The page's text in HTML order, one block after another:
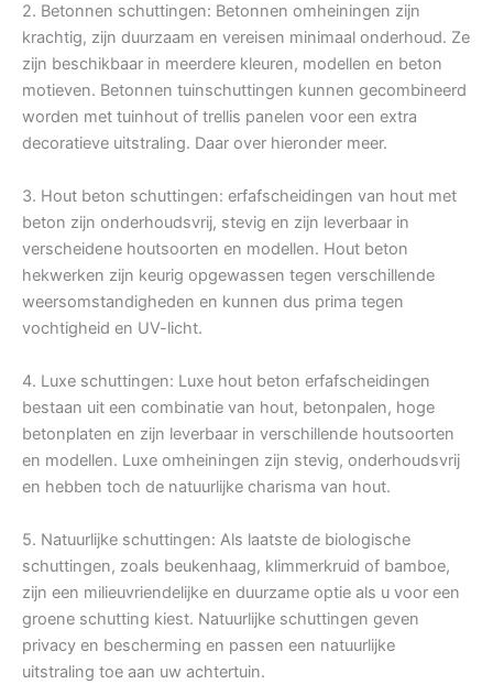
2. Betonnen schuttingen: Betonnen omheiningen zijn
krachtig, zijn duurzaam en vereisen minimaal onderhoud. Ze
zijn beschikbaar in meerdere kleuren, modellen en beton
motieven. Betonnen tuinschuttingen kunnen gecombineerd
worden met tuinhout of trellis panelen voor een extra
decoratieve uitstraling. Daar over hieronder meer.
3. Hout beton schuttingen: erfafscheidingen van hout met
beton zijn onderhoudsvrij, stevig en zijn leverbaar in
verscheidene houtsoorten en modellen. Hout beton
hekwerken zijn keurig opgewassen tegen verschillende
weersomstandigheden en kunnen dus prima tegen
vochtigheid en UV-licht.
4. Luxe schuttingen: Luxe hout beton erfafscheidingen
bestaan uit een combinatie van hout, betonpalen, hoge
betonplaten en zijn leverbaar in verschillende houtsoorten
en modellen. Luxe omheiningen zijn stevig, onderhoudsvrij
en hebben toch de natuurlijke charisma van hout.
5. Natuurlijke schuttingen: Als laatste de biologische
schuttingen, zoals beukenhaag, klimmerkruid of bamboe,
zijn een milieuvriendelijke en duurzame optie als u voor een
groene schutting kiest. Natuurlijke schuttingen geven
privacy en bescherming en passen een natuurlijke
uitstraling toe aan uw achtertuin.